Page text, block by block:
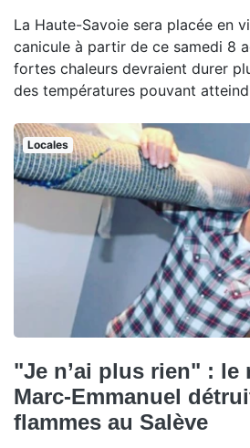
La Haute-Savoie sera placée en
canicule à partir de ce samedi 8
fortes chaleurs devraient durer
des températures pouvant
Locales
"Je n’ai plus rien" : le
Marc-Emmanuel
flammes au Salève